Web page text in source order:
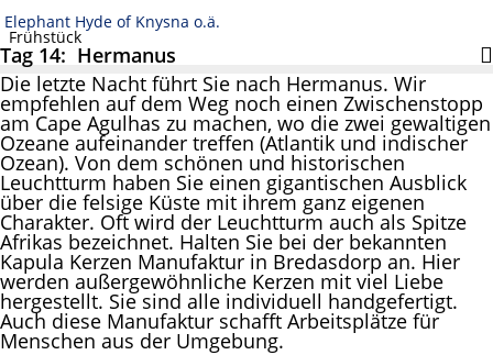
Elephant Hyde of Knysna o.ä.
Frühstück
Tag 14: Hermanus
Die letzte Nacht führt Sie nach Hermanus. Wir
empfehlen auf dem Weg noch einen Zwischenstopp
am Cape Agulhas zu machen, wo die zwei gewaltigen
Ozeane aufeinander treffen (Atlantik und indischer
Ozean). Von dem schönen und historischen
Leuchtturm haben Sie einen gigantischen Ausblick
über die felsige Küste mit ihrem ganz eigenen
Charakter. Oft wird der Leuchtturm auch als Spitze
Afrikas bezeichnet. Halten Sie bei der bekannten
Kapula Kerzen Manufaktur in Bredasdorp an. Hier
werden außergewöhnliche Kerzen mit viel Liebe
hergestellt. Sie sind alle individuell handgefertigt.
Auch diese Manufaktur schafft Arbeitsplätze für
Menschen aus der Umgebung.